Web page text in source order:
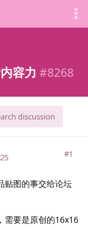
容力 #8268
discussion
#1
贴图的事交给论坛
需要是原创的16x16